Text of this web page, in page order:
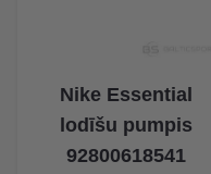
Nike Essential
lodīšu pumpis
92800618541